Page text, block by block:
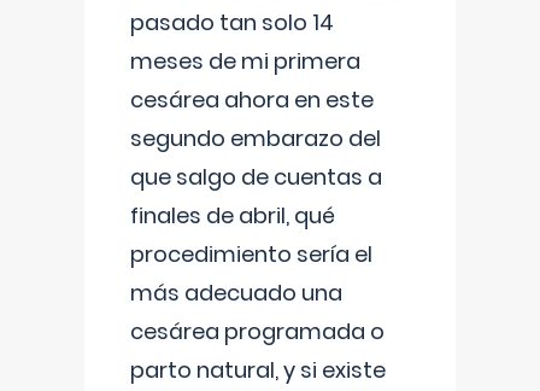
pasado tan solo 14
meses de mi primera
cesárea ahora en este
segundo embarazo del
que salgo de cuentas a
finales de abril, qué
procedimiento sería el
más adecuado una
cesárea programada o
parto natural, y si existe